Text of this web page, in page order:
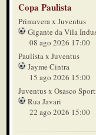
Copa Paulista
Primavera x Juventus
Gigante da Vila
08 ago 2026 17:00
Paulista x Juventus
Jayme Cintra
15 ago 2026 15:00
Juventus x Osasco
Rua Javari
22 ago 2026 15:00